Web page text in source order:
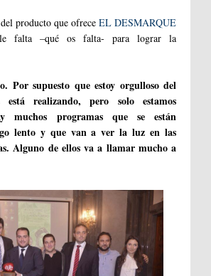
producto que ofrece EL DESMARQUE
falta –qué os falta- para lograr la
Por supuesto que estoy orgulloso del
realizando, pero solo estamos
muchos programas que se están
lento y que van a ver la luz en las
Alguno de ellos va a llamar mucho a